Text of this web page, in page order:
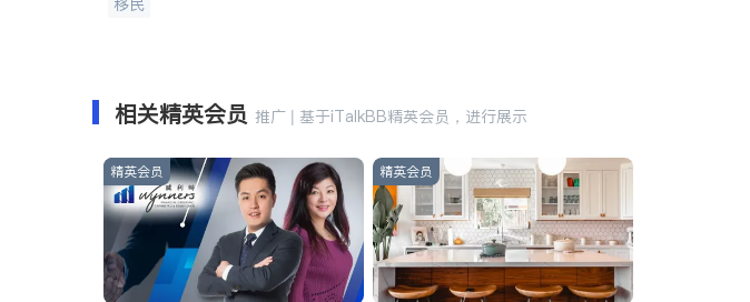
移民
相关精英会员 推广 | 基于iTalkBB精英会员，进行展示
精英会员 精英会员